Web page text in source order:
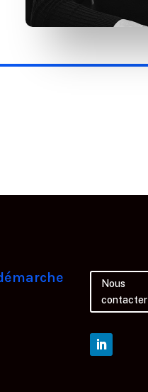
Nous
contacter